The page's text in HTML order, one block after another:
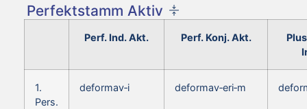
Perfektstamm Aktiv
Perf. Ind. Akt. Perf. Konj. Akt.
1.
Pers.
deformav‑i deformav‑eri‑m